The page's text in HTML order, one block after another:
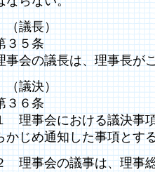
議長）
３５条
事会の議長は、理事長が
議決）
３６条
理事会における議決事
かじめ通知した事項とす
理事会の議事は、理事